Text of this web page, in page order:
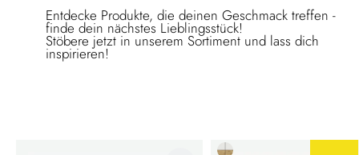
Entdecke Produkte, die deinen Geschmack treffen -
finde dein nächstes Lieblingsstück!
Stöbere jetzt in unserem Sortiment und lass dich
inspirieren!